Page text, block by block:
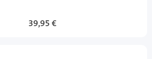
39,95 €